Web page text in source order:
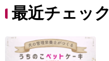
最近チェッ